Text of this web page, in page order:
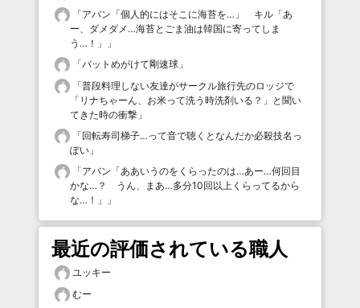
「アバン「個人的にはそこに海苔を…」 キル「あ
ー、ダメダメ…海苔とごま油は韓国に寄ってしま
う…！」
」
「バットめがけて剛速球 」
「普段料理しない友達がサークル旅行先のロッジで
「リナちゃーん、お米って洗う時洗剤いる？」と聞い
てきた時の衝撃 」
「回転寿司梯子…って音で聴くとなんだか必殺技名っ
ぽい 」
「アバン「ああいうのをくらったのは…あー…何回目
かな…？ うん、まあ…多分10回以上くらってるから
な…！」
」
最近の評価されている職人
ユッキー
むー